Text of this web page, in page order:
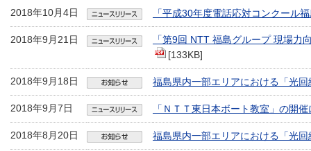
2018年10月4日 「平成30年度電話応対コンクール
2018年9月21日
「第9回 NTT 福島グループ 現場力
[133KB]
2018年9月18日 福島県内一部エリアにおける「光
2018年9月7日 「ＮＴＴ東日本ボート教室」の開
2018年8月20日 福島県内一部エリアにおける「光